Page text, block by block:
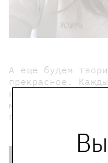
А еще будем
прекрасное.
небольшой
маску медведя из
подпись на лапу)